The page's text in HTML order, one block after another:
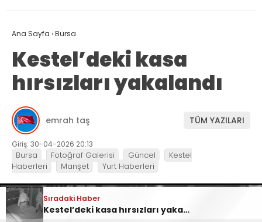
Sıradaki Haber
Ankara Yolu Babasultan Mevkii’nde Korkutan Tır Yangını
Sıradaki Haber
Kestel’deki kasa hırsızları yakalandı
Ana Sayfa ›Bursa
Kestel’deki kasa
hırsızları yakalandı
emrah taş TÜM YAZILARI
Giriş: 30-04-2026 20:13
Bursa Fotoğraf Galerisi Güncel
Kestel
Haberleri
Manşet Yurt Haberleri